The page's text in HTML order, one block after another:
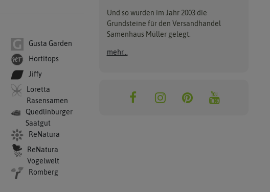
Gusta Garden
Hortitops
Jiffy
Loretta
Rasensamen
Quedlinburger
Saatgut
ReNatura
ReNatura
Vogelwelt
Romberg
Und so wurden im Jahr 2003 die
Grundsteine für den Versandhandel
Samenhaus Müller gelegt.
mehr...